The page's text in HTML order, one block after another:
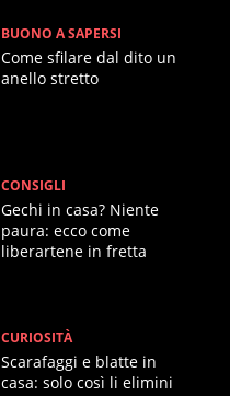
BUONO A SAPERSI
Come sfilare dal dito un
anello stretto
CONSIGLI
Gechi in casa? Niente
paura: ecco come
liberartene in fretta
CURIOSITÀ
Scarafaggi e blatte in
casa: solo così li elimini